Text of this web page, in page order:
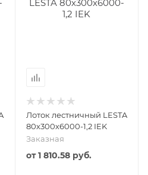
Лоток лестничный LESTA
80х300х6000-1,2 IEK
Заказная
от1 810.58 руб.